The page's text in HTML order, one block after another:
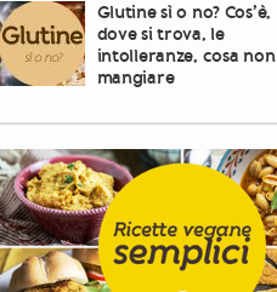
Glutine sì o no? Cos’è,
dove si trova, le
intolleranze, cosa non
mangiare